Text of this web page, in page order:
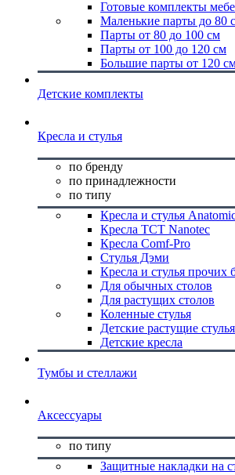
Готовые комплекты
Маленькие парты до 80
Парты от 80 до 100 см
Парты от 100 до 120 см
Большие парты от 120
Детские комплекты
Кресла и стулья
по бренду
по принадлежности
по типу
Кресла и стулья
Кресла TCT Nanotec
Кресла Comf-Pro
Стулья Дэми
Кресла и стулья прочих
Для обычных столов
Для растущих столов
Коленные стулья
Детские растущие стулья
Детские кресла
Тумбы и стеллажи
Аксессуары
по типу
Защитные накладки на